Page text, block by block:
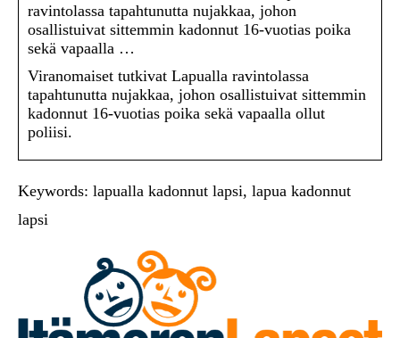
ravintolassa tapahtunutta nujakkaa, johon
osallistuivat sittemmin kadonnut 16-vuotias poika
sekä vapaalla …
Viranomaiset tutkivat Lapualla ravintolassa
tapahtunutta nujakkaa, johon osallistuivat sittemmin
kadonnut 16-vuotias poika sekä vapaalla ollut
poliisi.
Keywords: lapualla kadonnut lapsi, lapua kadonnut
lapsi